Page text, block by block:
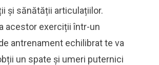
și sănătății articulațiilor.
acestor exerciții într-un
antrenament echilibrat te va
un spate și umeri puternici